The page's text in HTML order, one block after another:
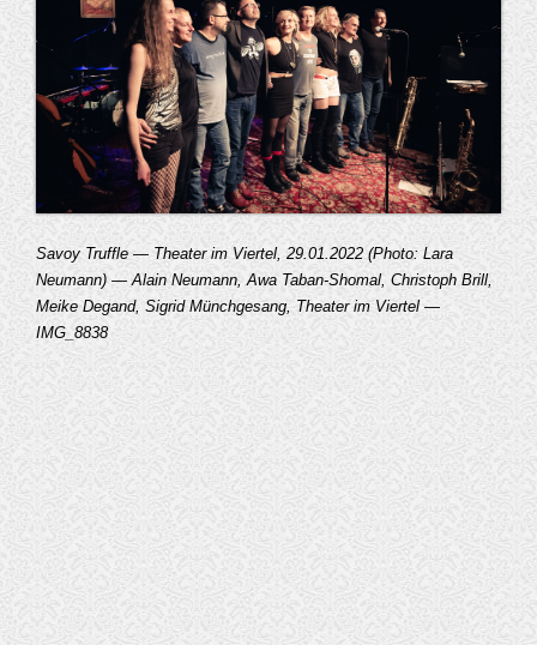
Savoy Truffle — Theater im Viertel, 29.01.2022 (Photo: Lara
Neumann) — Alain Neumann, Awa Taban-Shomal, Christoph Brill,
Meike Degand, Sigrid Münchgesang, Theater im Viertel —
IMG_8838